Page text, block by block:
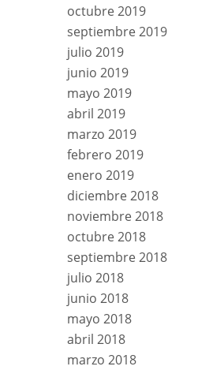
octubre 2019
septiembre 2019
julio 2019
junio 2019
mayo 2019
abril 2019
marzo 2019
febrero 2019
enero 2019
diciembre 2018
noviembre 2018
octubre 2018
septiembre 2018
julio 2018
junio 2018
mayo 2018
abril 2018
marzo 2018